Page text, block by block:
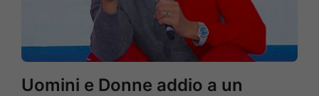
Uomini e Donne addio a un